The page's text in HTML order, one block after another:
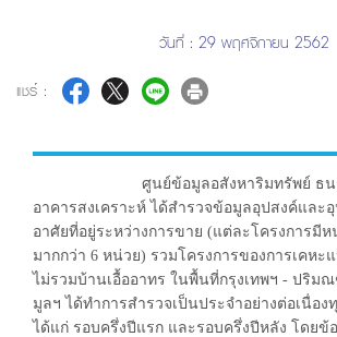
วันที่ : 29 พฤศจิกายน 2562
แชร์ :
ศูนย์ข้อมูลอสังหาริมทรัพย์ ธนา
อาคารสงเคราะห์ ได้สำรวจข้อมูลอุปสงค์และ
อาศัยที่อยู่ระหว่างการขาย (แต่ละโครงการมีห
มากกว่า 6 หน่วย) รวมโครงการของการเคหะ
ไม่รวมบ้านเอื้ออาทร ในพื้นที่กรุงเทพฯ - ปริม
มูลฯ ได้ทำการสำรวจเป็นประจำอย่างต่อเนื่อง
ได้แก่ รอบครึ่งปีแรก และรอบครึ่งปีหลัง โดยข้